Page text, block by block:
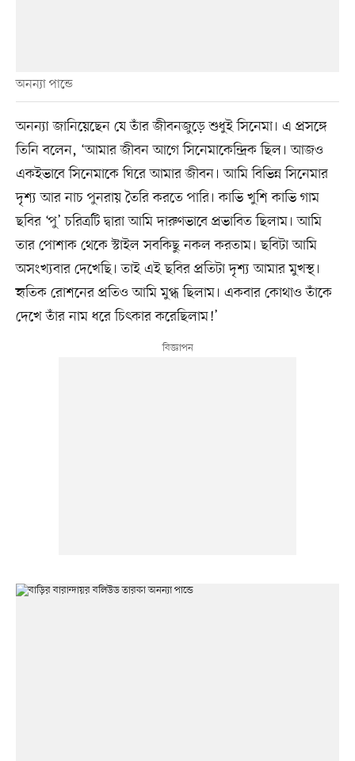
অনন্যা পান্ডে
অনন্যা জানিয়েছেন যে তাঁর জীবনজুড়ে শুধুই সিনেমা। এ প্রসঙ্গে
তিনি বলেন, ‘আমার জীবন আগে সিনেমাকেন্দ্রিক ছিল। আজও
একইভাবে সিনেমাকে ঘিরে আমার জীবন। আমি বিভিন্ন সিনেমার
দৃশ্য আর নাচ পুনরায় তৈরি করতে পারি। কাভি খুশি কাভি গাম
ছবির ‘পু’ চরিত্রটি দ্বারা আমি দারুণভাবে প্রভাবিত ছিলাম। আমি
তার পোশাক থেকে স্টাইল সবকিছু নকল করতাম। ছবিটা আমি
অসংখ্যবার দেখেছি। তাই এই ছবির প্রতিটা দৃশ্য আমার মুখস্থ।
হৃতিক রোশনের প্রতিও আমি মুগ্ধ ছিলাম। একবার কোথাও তাঁকে
দেখে তাঁর নাম ধরে চিৎকার করেছিলাম!’